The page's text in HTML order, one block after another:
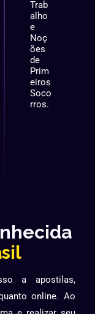
Trab
alho
e
Noç
ões
de
Prim
eiros
Soco
rros.
a apostilas,
online. Ao